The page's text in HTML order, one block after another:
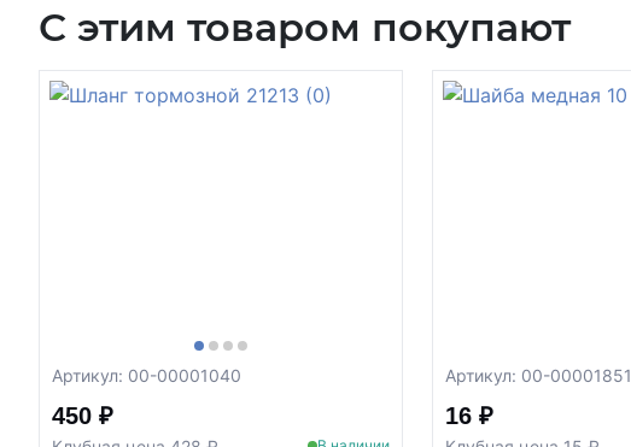
С этим товаром покупают
Артикул: 00-00001040
450 ₽
Артикул: 00-00001851
16 ₽